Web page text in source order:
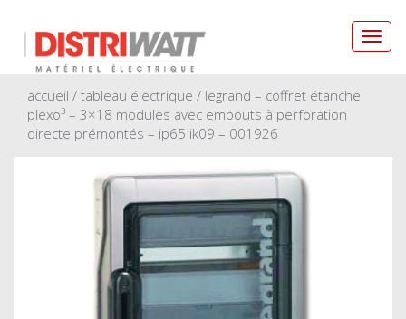
accueil / tableau électrique / legrand – coffret étanche
plexo³ – 3×18 modules avec embouts à perforation
directe prémontés – ip65 ik09 – 001926